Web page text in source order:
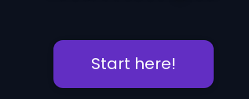
Start here!